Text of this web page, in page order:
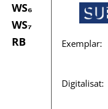
WS₆
WS₇
RB
Exemplar:
Digitalisat: